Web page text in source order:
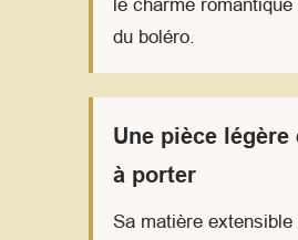
le charme
du boléro.
Une pièce
à porter
Sa matière extensible